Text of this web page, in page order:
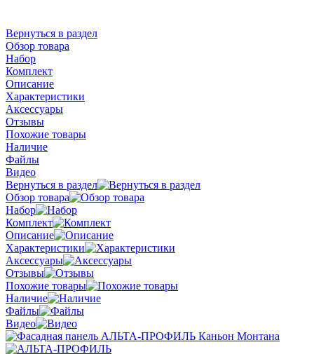
Вернуться в раздел
Обзор товара
Набор
Комплект
Описание
Характеристики
Аксессуары
Отзывы
Похожие товары
Наличие
Файлы
Видео
Вернуться в раздел
Обзор товара
Набор
Комплект
Описание
Характеристики
Аксессуары
Отзывы
Похожие товары
Наличие
Файлы
Видео